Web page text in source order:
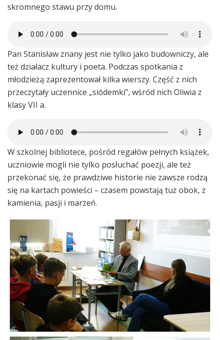
skromnego stawu przy domu.
Pan Stanisław znany jest nie tylko jako budowniczy, ale
też działacz kultury i poeta. Podczas spotkania z
młodzieżą zaprezentował kilka wierszy. Część z nich
przeczytały uczennice „siódemki”, wśród nich Oliwia z
klasy VII a.
W szkolnej bibliotece, pośród regałów pełnych książek,
uczniowie mogli nie tylko posłuchać poezji, ale też
przekonać się, że prawdziwe historie nie zawsze rodzą
się na kartach powieści – czasem powstają tuż obok, z
kamienia, pasji i marzeń.